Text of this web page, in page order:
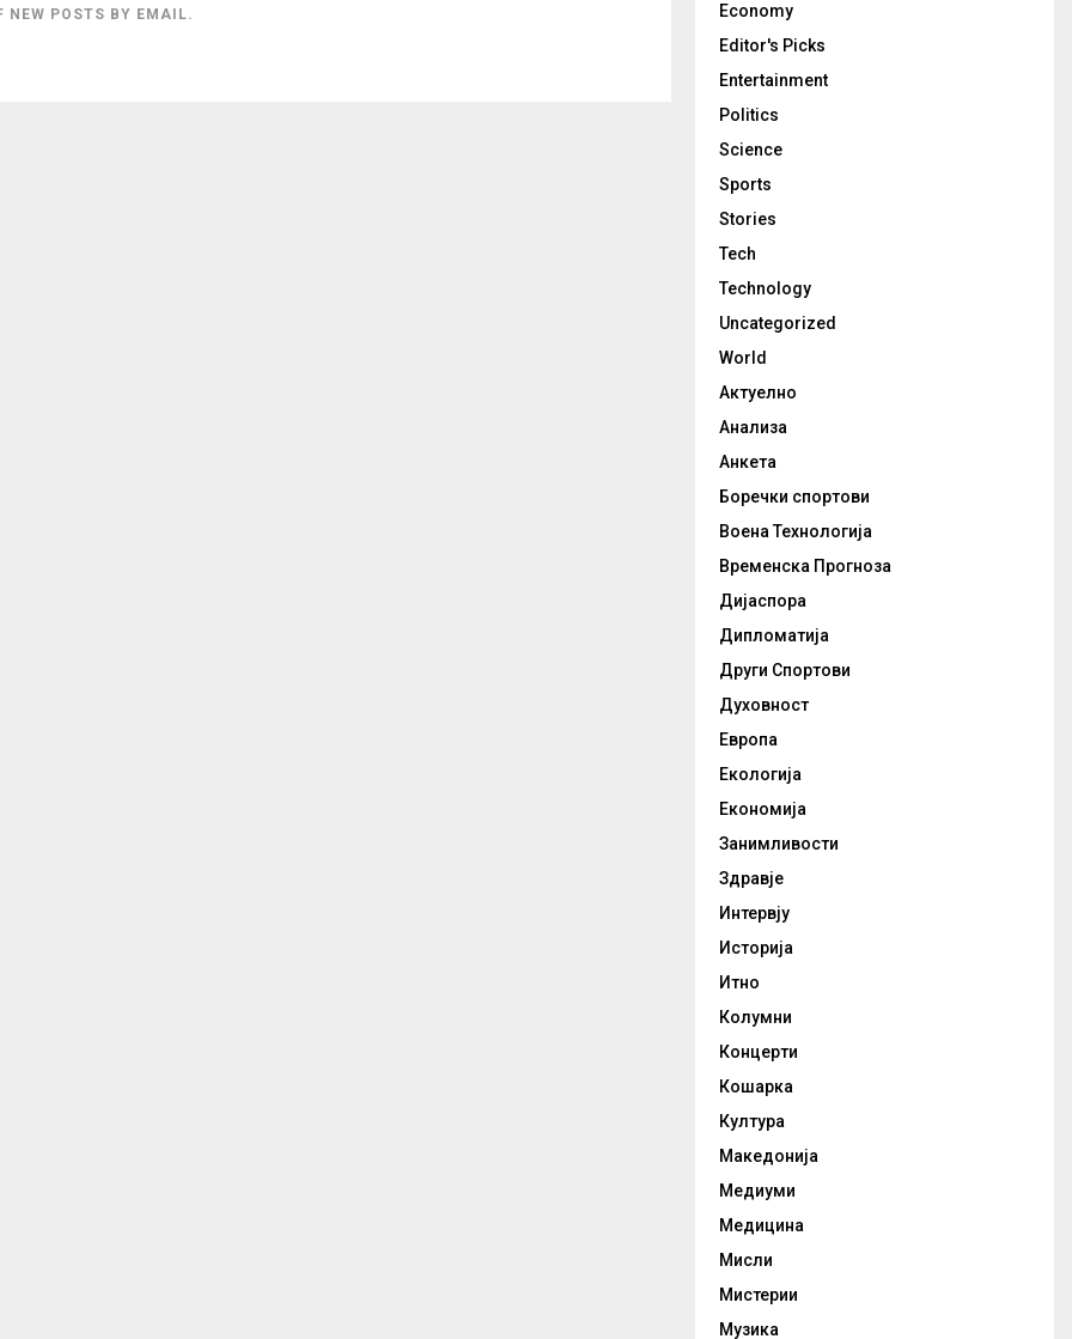
NEW POSTS BY EMAIL.
Economy
Editor's Picks
Entertainment
Politics
Science
Sports
Stories
Tech
Technology
Uncategorized
World
Актуелно
Анализа
Анкета
Боречки спортови
Воена Технологија
Временска Прогноза
Дијаспора
Дипломатија
Други Спортови
Духовност
Европа
Екологија
Економија
Занимливости
Здравје
Интервју
Историја
Итно
Колумни
Концерти
Кошарка
Култура
Македонија
Медиуми
Медицина
Мисли
Мистерии
Музика